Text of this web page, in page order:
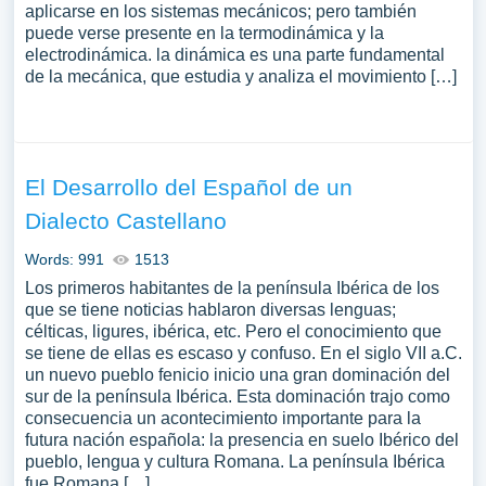
aplicarse en los sistemas mecánicos; pero también
puede verse presente en la termodinámica y la
electrodinámica. la dinámica es una parte fundamental
de la mecánica, que estudia y analiza el movimiento […]
El Desarrollo del Español de un
Dialecto Castellano
Words: 991 1513
Los primeros habitantes de la península Ibérica de los
que se tiene noticias hablaron diversas lenguas;
célticas, ligures, ibérica, etc. Pero el conocimiento que
se tiene de ellas es escaso y confuso. En el siglo VII a.C.
un nuevo pueblo fenicio inicio una gran dominación del
sur de la península Ibérica. Esta dominación trajo como
consecuencia un acontecimiento importante para la
futura nación española: la presencia en suelo Ibérico del
pueblo, lengua y cultura Romana. La península Ibérica